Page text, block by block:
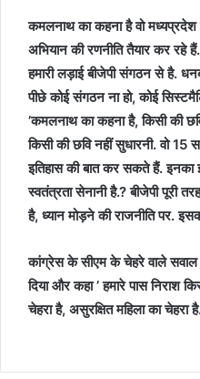
कमलनाथ का कहना है वो मध्यप्रदेश
अभियान की रणनीति तैयार कर
हमारी लड़ाई बीजेपी संगठन से है.
पीछे कोई संगठन ना हो, कोई
’कमलनाथ का कहना है, किसी की छवि
किसी की छवि नहीं सुधारनी. वो 15
इतिहास की बात कर सकते हैं. इनका
स्वतंत्रता सेनानी है.? बीजेपी पूरी
है, ध्यान मोड़ने की राजनीति पर.
कांग्रेस के सीएम के चेहरे वाले
दिया और कहा ’ हमारे पास निराश
चेहरा है, असुरक्षित महिला का चेहरा